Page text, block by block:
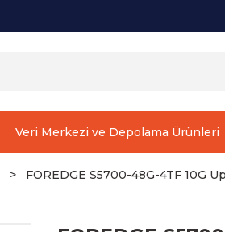
Veri Merkezi ve Depolama Ürünleri
FOREDGE S5700-48G-4TF 10G